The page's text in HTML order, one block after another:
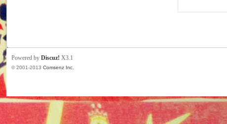
Powered byDiscuz! X3.1
© 2001-2013Comsenz Inc.